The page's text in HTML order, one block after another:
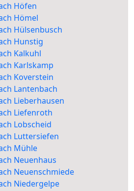
Höfen
Hömel
Hülsenbusch
Hunstig
Kalkuhl
Karlskamp
Koverstein
Lantenbach
Lieberhausen
Liefenroth
Lobscheid
Luttersiefen
Mühle
Neuenhaus
Neuenschmiede
Niedergelpe